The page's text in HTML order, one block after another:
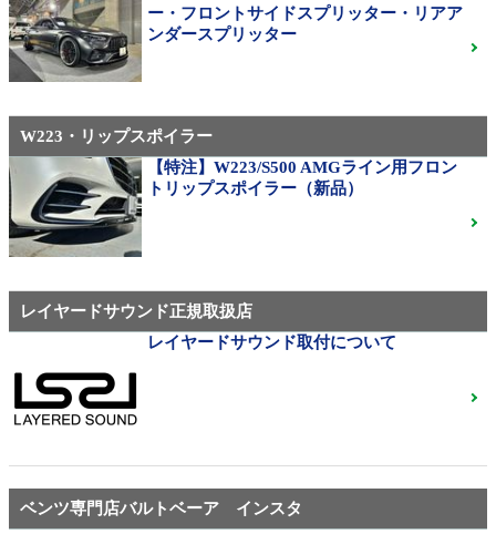
310M Exe Monoblock Exlete鍛造23インチ W463A G63
用サイズ（379）
メルセデス・ベンツ
◆メルセデスマイバッハ純正20インチホイール
◆X222◆美品中古ご成約済
ベンツ中古ホイル・タイヤ
ー・フロントサイドスプリッター・リアア
ンダースプリッター
W223・リップスポイラー
【特注】W223/S500 AMGライン用フロン
トリップスポイラー（新品）
レイヤードサウンド正規取扱店
レイヤードサウンド取付について
ベンツ専門店バルトベーア インスタ